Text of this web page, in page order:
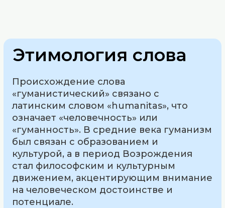
Этимология слова
Происхождение слова
«гуманистический» связано с
латинским словом «humanitas», что
означает «человечность» или
«гуманность». В средние века гуманизм
был связан с образованием и
культурой, а в период Возрождения
стал философским и культурным
движением, акцентирующим внимание
на человеческом достоинстве и
потенциале.